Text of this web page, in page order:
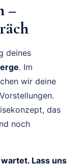
–
deines
. Im
wir deine
das
noch
Lass uns